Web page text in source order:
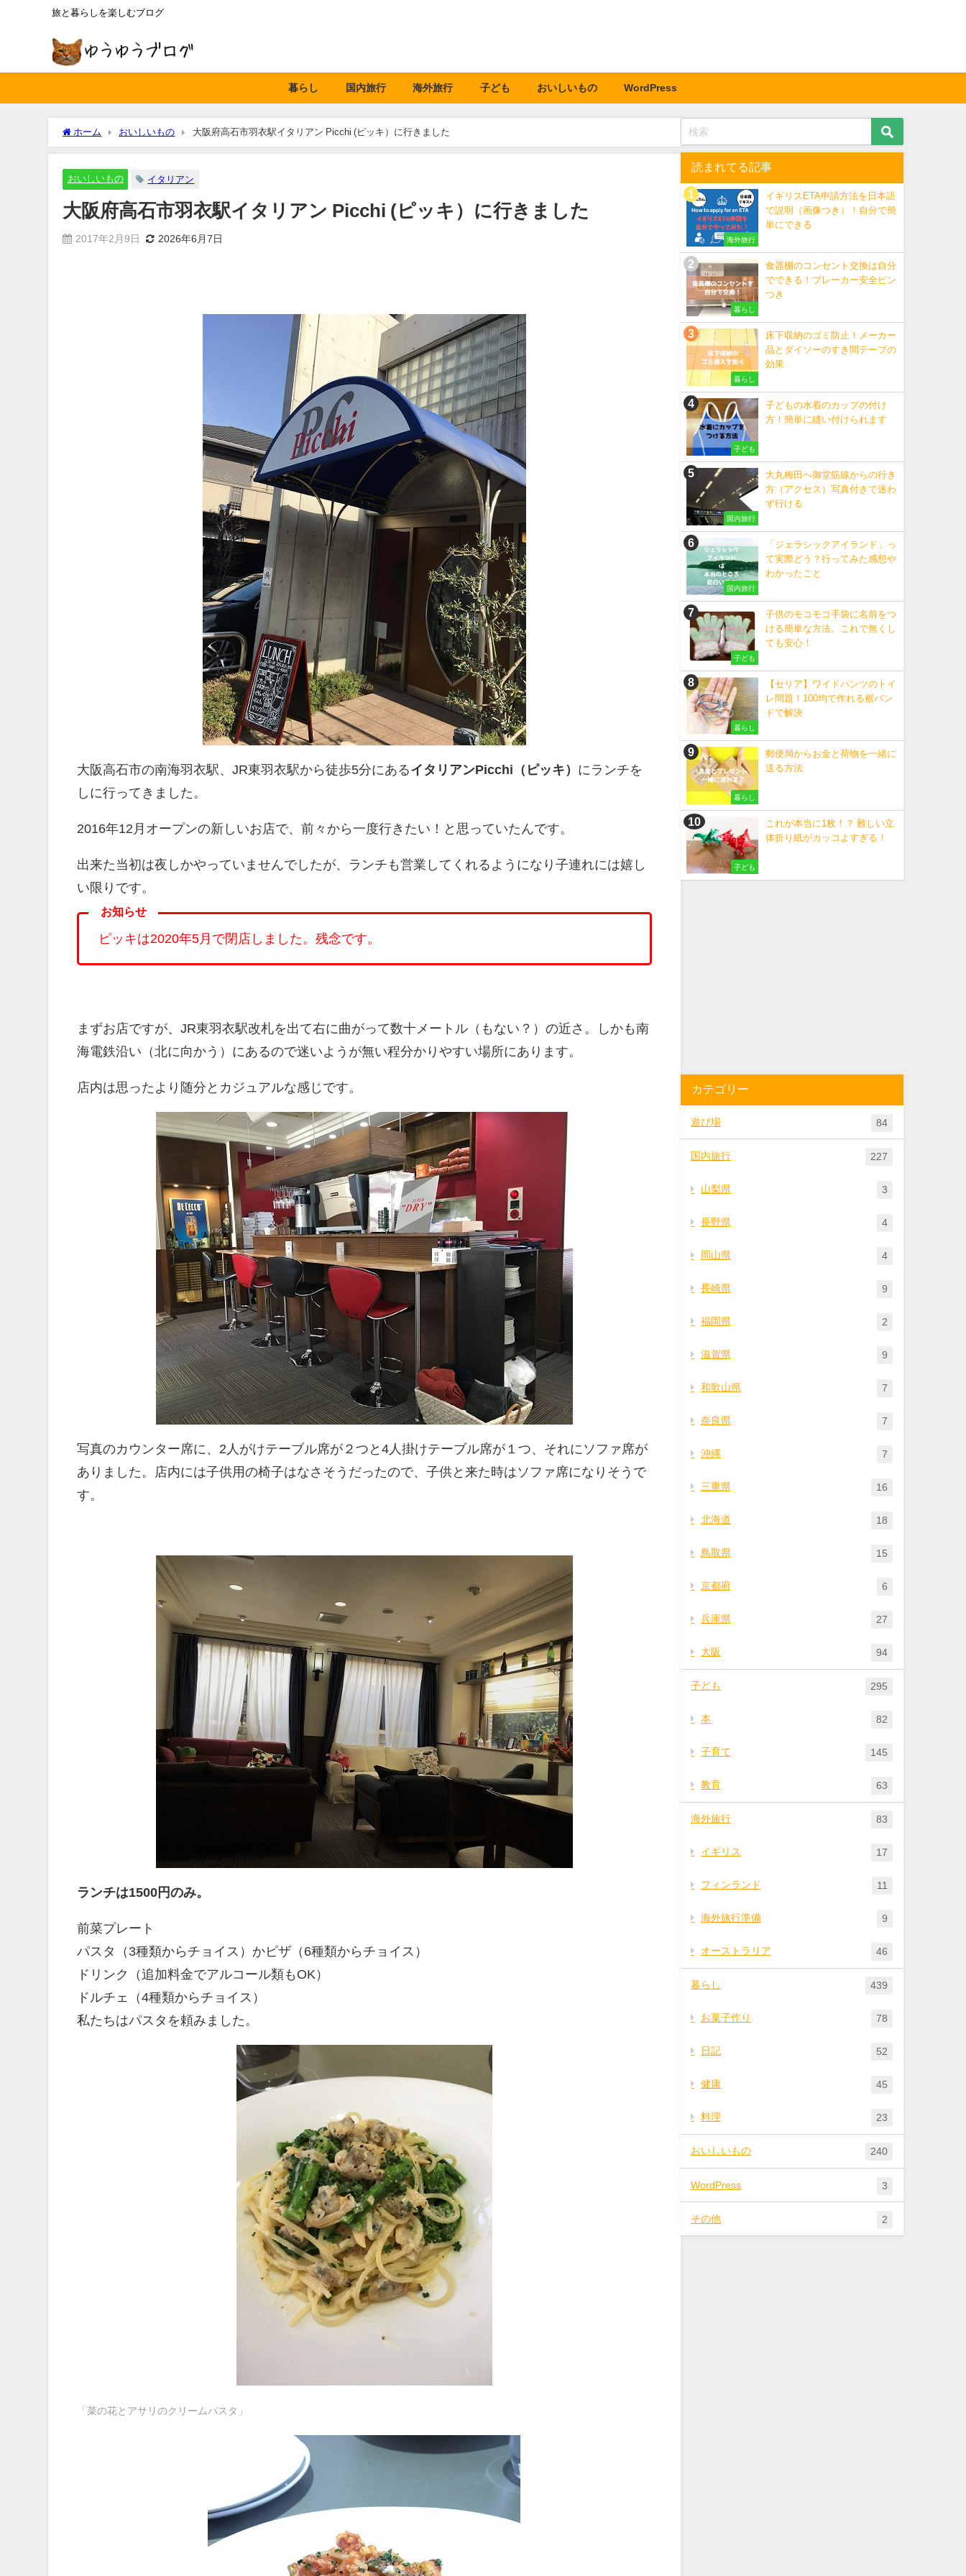
旅と暮らしを楽しむブログ
暮らし 国内旅行 海外旅行 子ども おいしいもの WordPress
ホーム おいしいもの 大阪府高石市羽衣駅イタリアン Picchi (ピッキ）に行きました
おいしいもの イタリアン
大阪府高石市羽衣駅イタリアン Picchi (ピッキ）に行きました
2017年2月9日 2026年6月7日
大阪高石市の南海羽衣駅、JR東羽衣駅から徒歩5分にあるイタリアンPicchi（ピッキ） にランチを
しに行ってきました。
2016年12月オープンの新しいお店で、前々から一度行きたい！と思っていたんです。
出来た当初は夜しかやっていませんでしたが、ランチも営業してくれるようになり子連れには嬉し
い限りです。
お知らせ
ピッキは2020年5月で閉店しました。残念です。
まずお店ですが、JR東羽衣駅改札を出て右に曲がって数十メートル（もない？）の近さ。しかも南
海電鉄沿い（北に向かう）にあるので迷いようが無い程分かりやすい場所にあります。
店内は思ったより随分とカジュアルな感じです。
写真のカウンター席に、2人がけテーブル席が２つと4人掛けテーブル席が１つ、それにソファ席が
ありました。店内には子供用の椅子はなさそうだったので、子供と来た時はソファ席になりそうで
す。
ランチは1500円のみ。
前菜プレート
パスタ（3種類からチョイス）かピザ（6種類からチョイス）
ドリンク（追加料金でアルコール類もOK）
ドルチェ（4種類からチョイス）
私たちはパスタを頼みました。
「菜の花とアサリのクリームパスタ」
読まれてる記事
海外旅行
イギリスETA申請方法を日本語
で説明（画像つき）！自分で簡
単にできる
暮らし
食器棚のコンセント交換は自分
でできる！ブレーカー安全ピン
つき
暮らし
床下収納のゴミ防止！メーカー
品とダイソーのすき間テープの
効果
子ども
子どもの水着のカップの付け
方！簡単に縫い付けられます
国内旅行
大丸梅田へ御堂筋線からの行き
方（アクセス）写真付きで迷わ
ず行ける
国内旅行
「ジェラシックアイランド」っ
て実際どう？行ってみた感想や
わかったこと
子ども
子供のモコモコ手袋に名前をつ
ける簡単な方法。これで無くし
ても安心！
暮らし
【セリア】ワイドパンツのトイ
レ問題！100均で作れる裾バン
ドで解決
暮らし
郵便局からお金と荷物を一緒に
送る方法
子ども
これが本当に1枚！？ 難しい立
体折り紙がカッコよすぎる！
カテゴリー
遊び場 84
国内旅行 227
山梨県 3
長野県 4
岡山県 4
長崎県 9
福岡県 2
滋賀県 9
和歌山県 7
奈良県 7
沖縄 7
三重県 16
北海道 18
鳥取県 15
京都府 6
兵庫県 27
大阪 94
子ども 295
本 82
子育て 145
教育 63
海外旅行 83
イギリス 17
フィンランド 11
海外旅行準備 9
オーストラリア 46
暮らし 439
お菓子作り 78
日記 52
健康 45
料理 23
おいしいもの 240
WordPress 3
その他 2